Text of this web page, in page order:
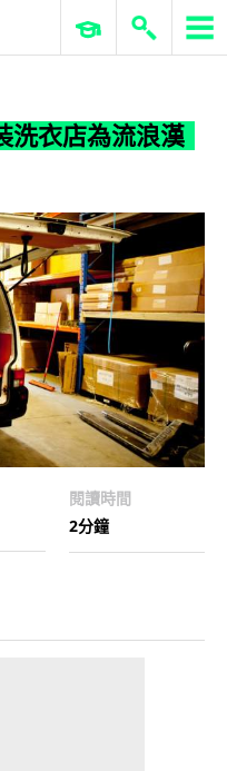
ERP 與商業 AI
洗衣店為流浪漢
閱讀時間
2分鐘